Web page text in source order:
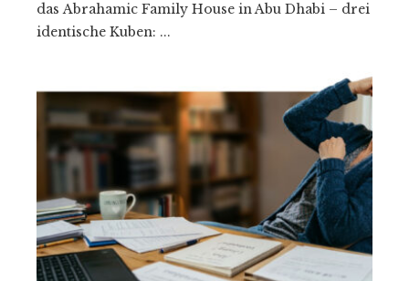
das Abrahamic Family House in Abu Dhabi – drei
identische Kuben: ...